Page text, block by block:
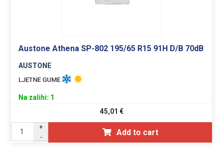
Austone Athena SP-802 195/65 R15 91H D/B 70dB
AUSTONE
LJETNE GUME
Na zalihi: 1
45,01 €
+
-
Add to cart